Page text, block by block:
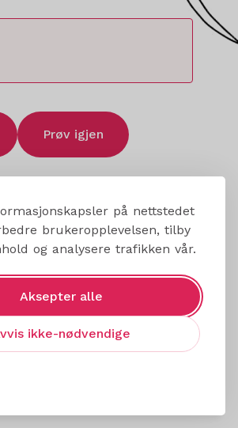
på nettstedet
brukeropplevelsen, tilby
og analysere trafikken vår.
Aksepter alle
ikke-nødvendige
Prøv igjen